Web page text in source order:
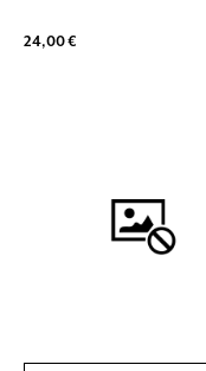
24,00 €